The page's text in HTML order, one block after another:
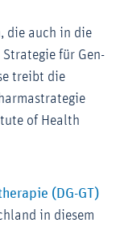
die auch in die
für Gen-
treibt die
of Health
(DG-GT)
in diesem